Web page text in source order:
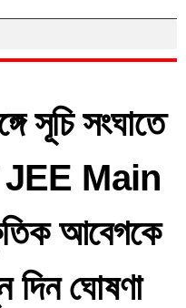
সূচি সংঘাতে
JEE Main
আবেগকে
দিন ঘোষণা